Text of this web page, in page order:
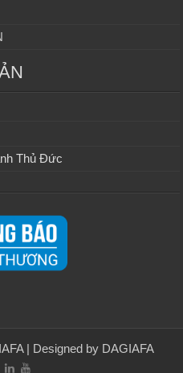
Thủ Đức
| Designed by DAGIAFA